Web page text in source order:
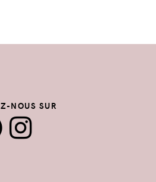
NOUS SUR